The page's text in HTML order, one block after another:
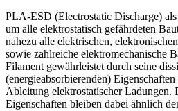
PLA-ESD (Electrostatic Discharge)
um alle elektrostatisch gefährdeten
nahezu alle elektrischen,
sowie zahlreiche elektromechanische
Filament gewährleistet durch seine
(energieabsorbierenden)
Ableitung elektrostatischer Ladungen.
Eigenschaften bleiben dabei ähnlich